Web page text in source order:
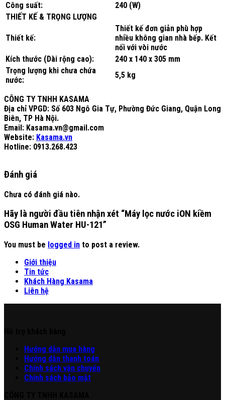
Công suất:
240 (W)
THIẾT KẾ & TRỌNG LƯỢNG
Thiết kế:
Thiết kế đơn giản phù hợp
nhiều không gian nhà bếp. Kết
nối với vòi nước
Kích thước (Dài rộng cao):
240 x 140 x 305 mm
Trọng lượng khi chưa chứa
nước:
5,5 kg
CÔNG TY TNHH KASAMA
Địa chỉ VPGD: Số 603 Ngô Gia Tự, Phường Đức Giang, Quận Long
Biên, TP Hà Nội.
Email: Kasama.vn@gmail.com
Website: Kasama.vn
Hotline: 0913.268.423
Đánh giá
Chưa có đánh giá nào.
Hãy là người đầu tiên nhận xét “Máy lọc nước iON kiềm
OSG Human Water HU-121”
You must be logged in to post a review.
Giới thiệu
Tin tức
Khách Hàng Kasama
Liên hệ
Hướng dẫn mua hàng
Hướng dẫn thanh toán
Chính sách vận chuyển
Chính sách bảo mật